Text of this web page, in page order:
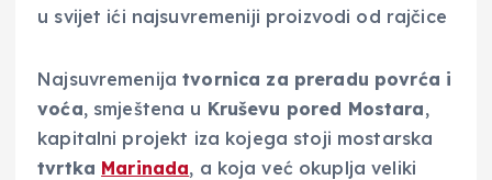
Najsuvremenijatvornica za preradu povrća i
voća, smještena u Kruševu pored Mostara,
kapitalni projekt iza kojega stoji mostarska
tvrtka Marinada, a koja već okuplja veliki